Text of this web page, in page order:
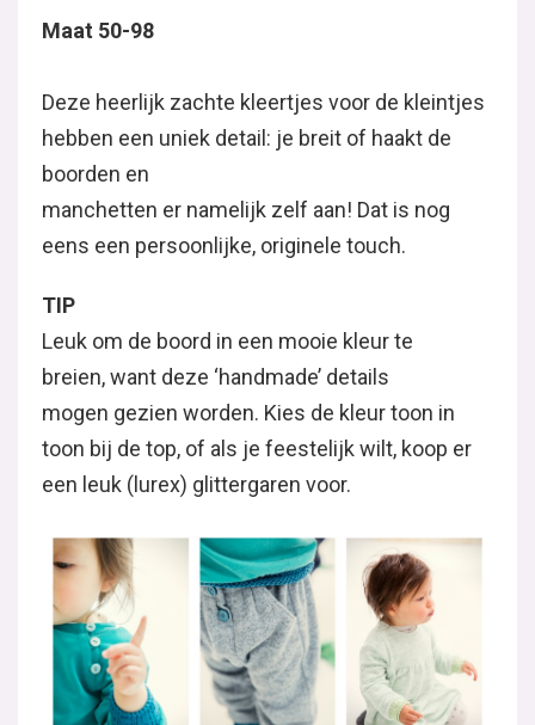
Maat 50-98
Deze heerlijk zachte kleertjes voor de kleintjes
hebben een uniek detail: je breit of haakt de
boorden en
manchetten er namelijk zelf aan! Dat is nog
eens een persoonlijke, originele touch.
TIP
Leuk om de boord in een mooie kleur te
breien, want deze ‘handmade’ details
mogen gezien worden. Kies de kleur toon in
toon bij de top, of als je feestelijk wilt, koop er
een leuk (lurex) glittergaren voor.